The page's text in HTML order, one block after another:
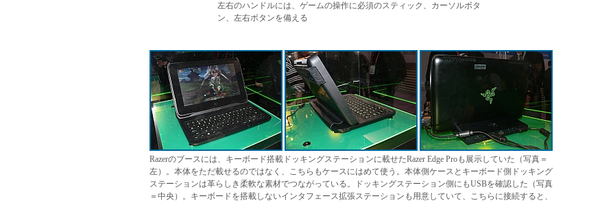
左右のハンドルには、ゲームの操作に必須のスティック、カーソルボタ
ン、左右ボタンを備える
Razerのブースには、キーボード搭載ドッキングステーションに載せたRazer Edge Proも展示していた（写真＝
左）。本体をただ載せるのではなく、こちらもケースにはめて使う。本体側ケースとキーボード側ドッキング
ステーションは革らしき柔軟な素材でつながっている。ドッキングステーション側にもUSBを確認した（写真
＝中央）。キーボードを搭載しないインタフェース拡張ステーションも用意していて、こちらに接続すると、